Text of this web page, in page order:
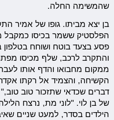
שהמשימה החלה.
בן יצא מביתו. גופו של אמיר
הפלסטיק ששמר בכיסו כמקבל
פסע בצעד בוטח ושוחח בטלפון
והתקרב לרכב, שלף מכיסו
ממקום מחבואו והדף אותו
הקשיחה, והצמיד אל רקתו
דברים שכדאי שתזכור טוב
של בן לוי. "לוני מת, נרצח
הילדים בסדר, למעט שניים